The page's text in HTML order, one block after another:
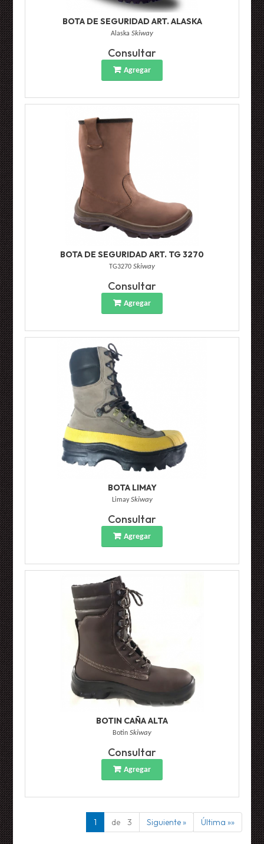
BOTA DE SEGURIDAD ART. ALASKA
Alaska Skiway
Consultar
Agregar
BOTA DE SEGURIDAD ART. TG 3270
TG3270 Skiway
Consultar
Agregar
BOTA LIMAY
LimaySkiway
Consultar
Agregar
BOTIN CAÑA ALTA
Botin Skiway
Consultar
Agregar
1 de 3 Siguiente » Última »»